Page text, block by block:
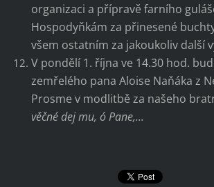
organizaci a přípravě farního
Hospodyňkám za přinesené
všem ostatním za jakoukoliv další
V pondělí 1. října ve 14.30 hod.
zemřelého pana Aloise Naňáka z
Prosme v modlitbě za našeho
věčné dej mu, ó Pane,...